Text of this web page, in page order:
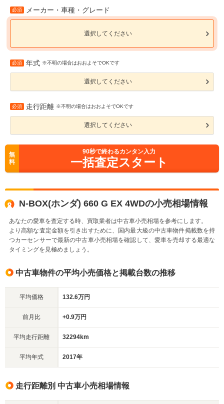
必須 メーカー・車種・グレード
選択してください
必須 年式 ※不明の場合はおおよそでOKです
選択してください
必須 走行距離 ※不明の場合はおおよそでOKです
選択してください
無
料
90秒で終わるカンタン入力
一括査定スタート
N-BOX(ホンダ) 660 G EX 4WDの小売相場情報
あなたの愛車を査定する時、買取業者は中古車小売相場を参考にします。
より高額な査定金額を引き出すために、国内最大級の中古車物件掲載数を持
つカーセンサーで最新の中古車小売相場を確認して、愛車を売却する最適な
タイミングを見極めましょう。
中古車物件の平均小売価格と掲載台数の推移
平均価格 132.6万円
前月比 +0.9万円
平均走行距離 32294km
平均年式 2017年
走行距離別 中古車小売相場情報